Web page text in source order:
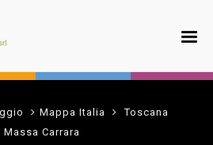
Mappa Italia
Toscana
Massa Carrara